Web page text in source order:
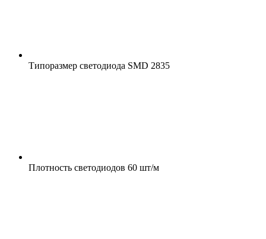
Типоразмер светодиода SMD 2835
Плотность светодиодов 60 шт/м